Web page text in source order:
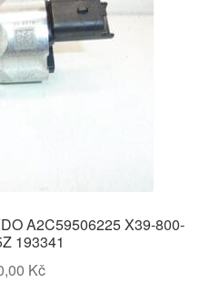
A2C59506225 X39-800-
193341
Kč